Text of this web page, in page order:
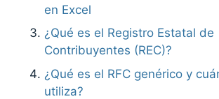
en Excel
¿Qué es el Registro Estatal de
Contribuyentes (REC)?
¿Qué es el RFC genérico y
utiliza?